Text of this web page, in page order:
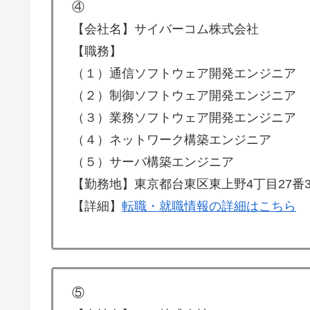
④
【会社名】サイバーコム株式会社
【職務】
（１）通信ソフトウェア開発エンジニア
（２）制御ソフトウェア開発エンジニア
（３）業務ソフトウェア開発エンジニア
（４）ネットワーク構築エンジニア
（５）サーバ構築エンジニア
【勤務地】東京都台東区東上野4丁目27番
【詳細】 転職・就職情報の詳細はこちら
⑤